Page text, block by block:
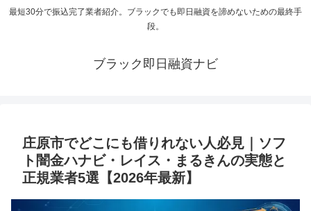
最短30分で振込完了業者紹介。ブラックでも即日融資を諦めないための最終手
段。
ブラック即日融資ナビ
庄原市でどこにも借りれない人必見｜ソフ
ト闇金ハナビ・レイス・まるきんの実態と
正規業者5選【2026年最新】